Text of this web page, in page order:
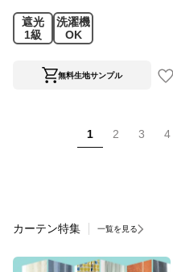
遮光
1級
洗濯機
OK
無料生地サンプル
1 2 3 4
カーテン特集 一覧を見る